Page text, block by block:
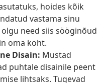
hoides kõik
vastama sinu
need siis sööginõud
oma koht.
Disain: Mustad
puhtale disainile peent
lihtsaks. Tugevad